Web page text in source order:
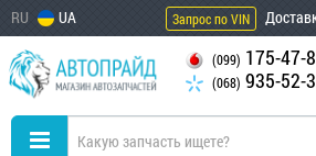
RU UA Запрос по VIN
(099) 175-47-
(068) 935-52-